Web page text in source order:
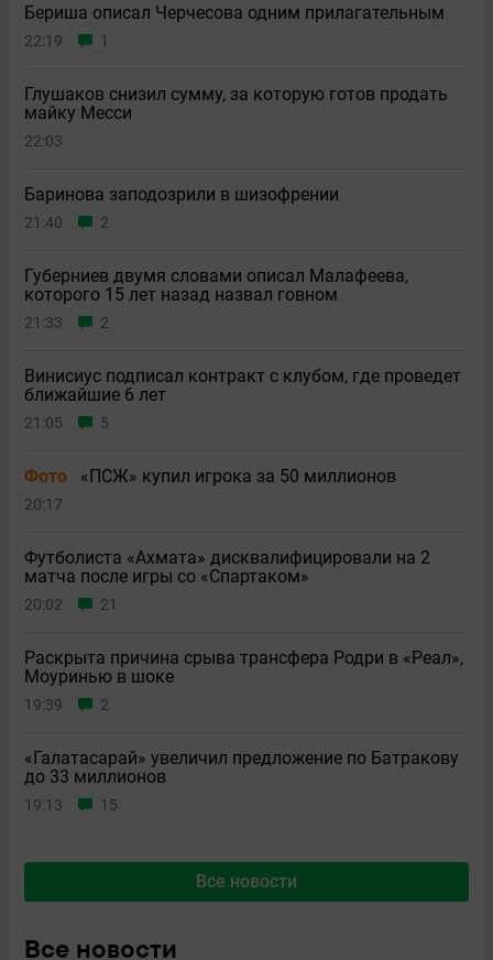
Бериша описал Черчесова одним прилагательным
22:19 1
Глушаков снизил сумму, за которую готов продать
майку Месси
22:03
Баринова заподозрили в шизофрении
21:40 2
Губерниев двумя словами описал Малафеева,
которого 15 лет назад назвал говном
21:33 2
Винисиус подписал контракт с клубом, где проведет
ближайшие 6 лет
21:05 5
Фото «ПСЖ» купил игрока за 50 миллионов
20:17
Футболиста «Ахмата» дисквалифицировали на 2
матча после игры со «Спартаком»
20:02 21
Раскрыта причина срыва трансфера Родри в «Реал»,
Моуринью в шоке
19:39 2
«Галатасарай» увеличил предложение по Батракову
до 33 миллионов
19:13 15
Все новости
Все новости